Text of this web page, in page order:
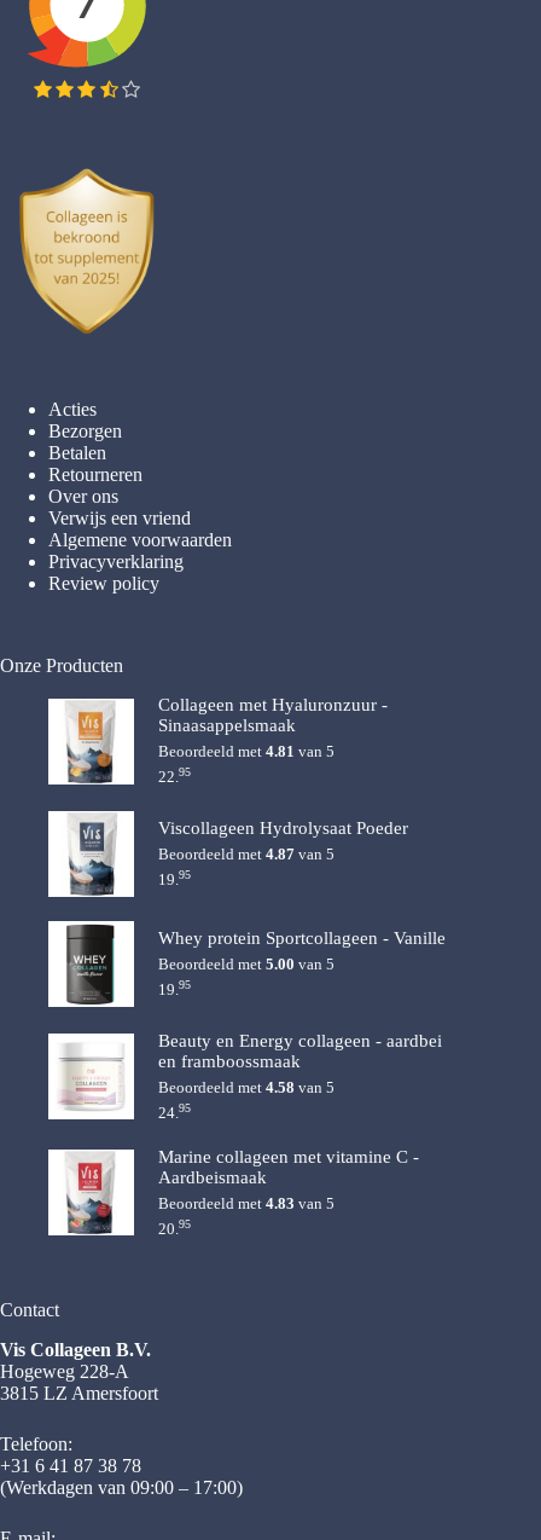
Acties
Bezorgen
Betalen
Retourneren
Over ons
Verwijs een vriend
Algemene voorwaarden
Privacyverklaring
Review policy
Onze Producten
Collageen met Hyaluronzuur -
Sinaasappelsmaak
Beoordeeld met 4.81 van 5
22.95
Viscollageen Hydrolysaat Poeder
Beoordeeld met 4.87van 5
19.95
Whey protein Sportcollageen - Vanille
Beoordeeld met 5.00 van 5
19. 95
Beauty en Energy collageen - aardbei
en framboossmaak
Beoordeeld met 4.58 van 5
24. 95
Marine collageen met vitamine C -
Aardbeismaak
Beoordeeld met 4.83 van 5
20. 95
Contact
Vis Collageen B.V.
Hogeweg 228-A
3815 LZ Amersfoort
Telefoon:
+31 6 41 87 38 78
(Werkdagen van 09:00 – 17:00)